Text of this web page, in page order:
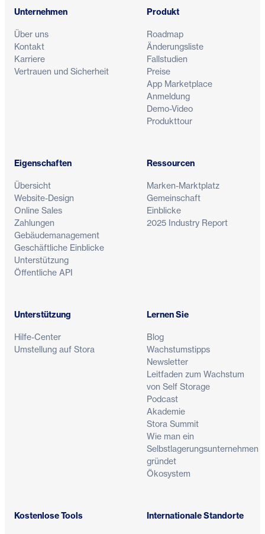
Unternehmen
Über uns
Kontakt
Karriere
Vertrauen und Sicherheit
Produkt
Roadmap
Änderungsliste
Fallstudien
Preise
App Marketplace
Anmeldung
Demo-Video
Produkttour
Eigenschaften
Übersicht
Website-Design
Online Sales
Zahlungen
Gebäudemanagement
Geschäftliche Einblicke
Unterstützung
Öffentliche API
Ressourcen
Marken-Marktplatz
Gemeinschaft
Einblicke
2025 Industry Report
Unterstützung
Hilfe-Center
Umstellung auf Stora
Lernen Sie
Blog
Wachstumstipps
Newsletter
Leitfaden zum Wachstum
von Self Storage
Podcast
Akademie
Stora Summit
Wie man ein
Selbstlagerungsunternehmen
gründet
Ökosystem
Kostenlose Tools Internationale Standorte